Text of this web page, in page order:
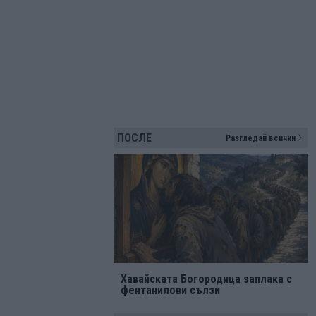
ПОСЛЕ Разгледай всички
Хавайската Богородица заплака с
фентанилови сълзи